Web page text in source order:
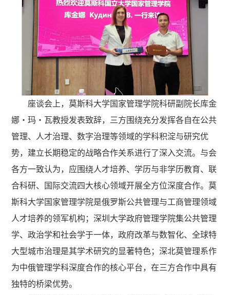
座谈会上，莫斯科大学国家管理学院科研副院长库金
娜・玛・瓦教授发表致辞，三方围绕充分发挥各自在公共
管理、人才治理、数字治理等领域的学科积淀与研究优
势，建立长期稳定的战略合作关系进行了深入交流。与会
各方一致认为，应围绕人才培养、学历与非学历教育、联
合科研、国际交流四大核心领域开展全方位深度合作。莫
斯科大学国家管理学院是俄罗斯公共管理与工商管理领域
人才培养的领军机构；深圳大学政府管理学院集公共管理
学、政治学和社会学于一体，政府改革与数智化、全球特
大型城市治理是其学术研究的显著特色；深北莫管理系作
为中俄管理学科深度合作的核心平台，在三方合作中具有
独特的桥梁优势。